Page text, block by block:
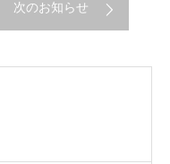
次のお知らせ